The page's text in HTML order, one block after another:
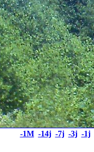
-1M -14j -7j -3j -1j